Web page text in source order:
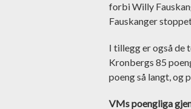
forbi Willy
Fauskanger
I tillegg er også de
Kronbergs 85
poeng så langt, og
VMs poengliga